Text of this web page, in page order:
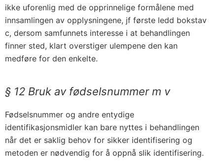
ikke uforenlig med de opprinnelige formålene med
innsamlingen av opplysningene, jf første ledd bokstav
c, dersom samfunnets interesse i at behandlingen
finner sted, klart overstiger ulempene den kan
medføre for den enkelte.
§ 12 Bruk av fødselsnummer m v
Fødselsnummer og andre entydige
identifikasjonsmidler kan bare nyttes i behandlingen
når det er saklig behov for sikker identifisering og
metoden er nødvendig for å oppnå slik identifisering.